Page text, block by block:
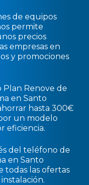
de equipos
permite
precios
empresas en
y promociones
Plan Renove de
en Santo
hasta 300€
un modelo
eficiencia.
del teléfono de
en Santo
todas las ofertas